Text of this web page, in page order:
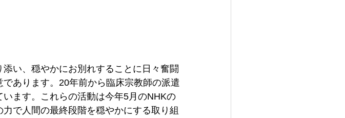
い、穏やかにお別れすることに日々奮闘
あります。20年前から臨床宗教師の派遣
ます。これらの活動は今年5月のNHKの
で人間の最終段階を穏やかにする取り組